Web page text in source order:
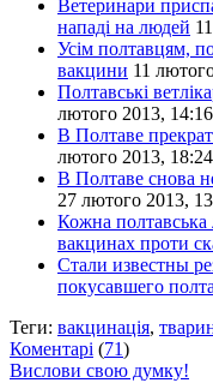
Ветеринари
нападі на людей
Усім полтавцям,
вакцини 11
Полтавські
лютого 2013, 14:16
В Полтаве
лютого 2013, 18:24
В Полтаве снова
27 лютого 2013,
Кожна полтавська
вакцинах проти
Стали известны
покусавшего
Теги: вакцинація,
Коментарі (71)
Вислови свою думку!